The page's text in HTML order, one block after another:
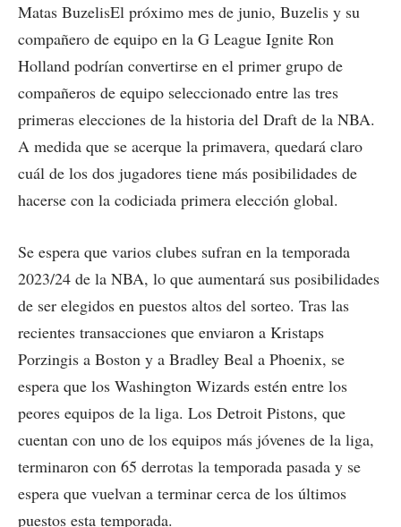
Matas BuzelisEl próximo mes de junio, Buzelis y su
compañero de equipo en la G League Ignite Ron
Holland podrían convertirse en el primer grupo de
compañeros de equipo seleccionado entre las tres
primeras elecciones de la historia del Draft de la NBA.
A medida que se acerque la primavera, quedará claro
cuál de los dos jugadores tiene más posibilidades de
hacerse con la codiciada primera elección global.
Se espera que varios clubes sufran en la temporada
2023/24 de la NBA, lo que aumentará sus posibilidades
de ser elegidos en puestos altos del sorteo. Tras las
recientes transacciones que enviaron a Kristaps
Porzingis a Boston y a Bradley Beal a Phoenix, se
espera que los Washington Wizards estén entre los
peores equipos de la liga. Los Detroit Pistons, que
cuentan con uno de los equipos más jóvenes de la liga,
terminaron con 65 derrotas la temporada pasada y se
espera que vuelvan a terminar cerca de los últimos
puestos esta temporada.